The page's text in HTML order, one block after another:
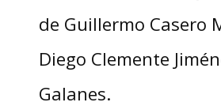
de Guillermo Casero
Diego Clemente
Galanes.